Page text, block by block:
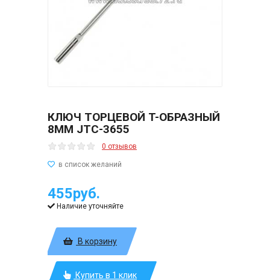
КЛЮЧ ТОРЦЕВОЙ T-ОБРАЗНЫЙ
8ММ JTC-3655
0 отзывов
455руб.
Наличие уточняйте
В корзину
Купить в 1 клик